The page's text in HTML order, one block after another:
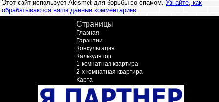
Этот сайт использует Akismet для борьбы со спамом.Узнайте, как
обрабатываются ваши данные комментариев.
Страницы
Главная
Гарантии
Консультация
Калькулятор
1-комнатная квартира
2-х комнатная квартира
Карта